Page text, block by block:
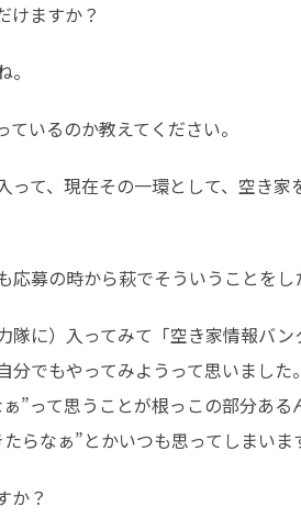
けますか？
いるのか教えてください。
て、現在その一環として、空き
募の時から萩でそういうことを
に）入ってみて「空き家情報バ
でもやってみようって思いまし
”って思うことが根っこの部分あ
らなぁ”とかいつも思ってしまいま
か？